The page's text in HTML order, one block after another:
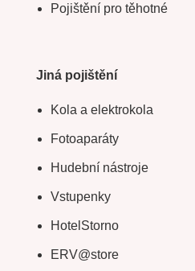
Pojištění pro těhotné
Jiná pojištění
Kola a elektrokola
Fotoaparáty
Hudební nástroje
Vstupenky
HotelStorno
ERV@store